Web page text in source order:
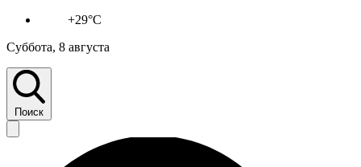
+29°C
Суббота, 8 августа
Поиск